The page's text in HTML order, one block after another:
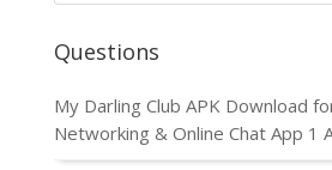
Questions
My Darling Club APK Download
Networking & Online Chat App 1